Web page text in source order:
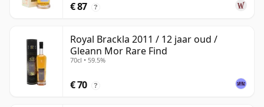
€ 87 ?
Royal Brackla 2011 / 12 jaar oud /
Gleann Mor Rare Find
70cl • 59.5%
€ 70 ?